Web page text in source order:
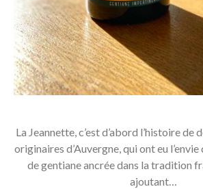
La Jeannette, c’est d’abord l’histoire de
originaires d’Auvergne, qui ont eu
de gentiane ancrée dans la tradition
ajoutant…